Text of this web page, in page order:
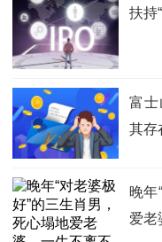
扶持
富士
其存
晚年
爱老